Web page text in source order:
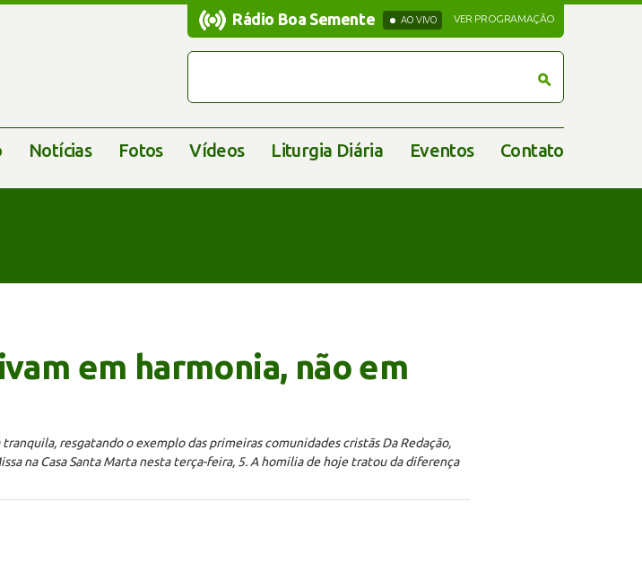
Rádio Boa Semente
Rádio Boa Semente AO VIVO VER PROGRAMAÇÃO
Notícias Fotos Vídeos Liturgia Diária Eventos Contato
em harmonia, não em
resgatando o exemplo das primeiras comunidades cristãs Da Redação,
na Casa Santa Marta nesta terça-feira, 5. A homilia de hoje tratou da diferença